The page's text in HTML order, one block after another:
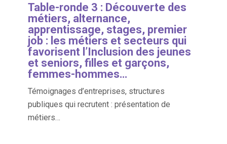
Table-ronde 3 : Découverte des
métiers, alternance,
apprentissage, stages, premier
job : les métiers et secteurs qui
favorisent l’Inclusion des jeunes
et seniors, filles et garçons,
femmes-hommes…
Témoignages d’entreprises, structures
publiques qui recrutent : présentation de
métiers…